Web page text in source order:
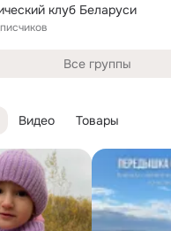
Видео Товары
клуб Беларуси
Все группы